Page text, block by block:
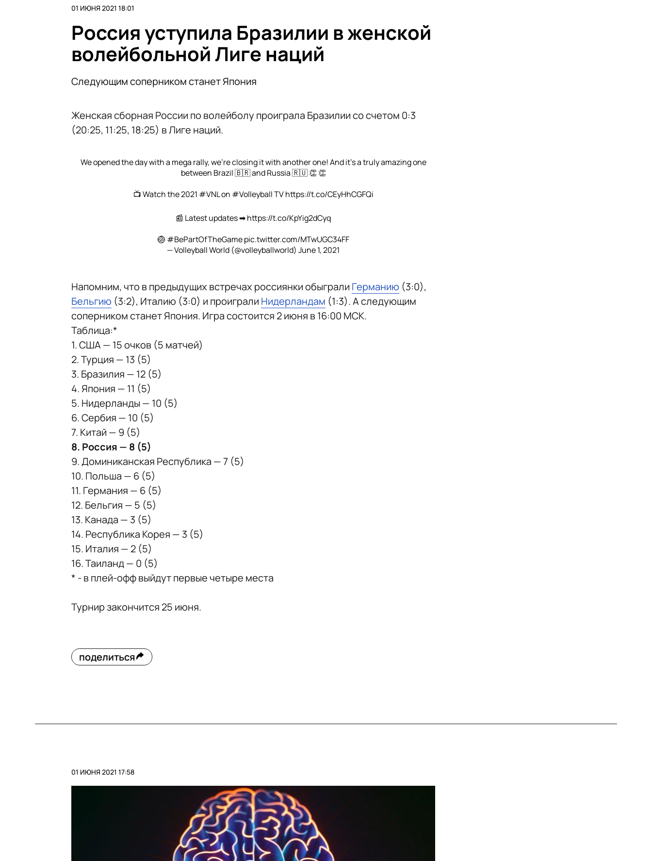
01 ИЮНЯ 2021 18:01
Россия уступила Бразилии в женской
волейбольной Лиге наций
Следующим соперником станет Япония
Женская сборная России по волейболу проиграла Бразилии со счетом 0:3
(20:25, 11:25, 18:25) в Лиге наций.
We opened the day with a mega rally, we’re closing it with another one! And it's a truly amazing one
between Brazil 🇧🇷 and Russia 🇷🇺 👏 👏
📺 Watch the 2021 #VNLon #VolleyballTVhttps://t.co/CEyHhCGFQi
📰 Latest updates ➡https://t.co/KpYig2dCyq
🏐 #BePartOfTheGame pic.twitter.com/MTwUGC34FF
— Volleyball World (@volleyballworld) June 1, 2021
Напомним, что в предыдущих встречах россиянки обыграли Германию (3:0),
Бельгию (3:2), Италию (3:0) и проиграли Нидерландам (1:3). А следующим
соперником станет Япония. Игра состоится 2 июня в 16:00 МСК.
Таблица:*
1. США — 15 очков (5 матчей)
2. Турция — 13 (5)
3. Бразилия — 12 (5)
4. Япония — 11 (5)
5. Нидерланды — 10 (5)
6. Сербия — 10 (5)
7. Китай — 9 (5)
8. Россия — 8 (5)
9. Доминиканская Республика — 7 (5)
10. Польша — 6 (5)
11. Германия — 6 (5)
12. Бельгия — 5 (5)
13. Канада — 3 (5)
14. Республика Корея — 3 (5)
15. Италия — 2 (5)
16. Таиланд — 0 (5)
* - в плей-офф выйдут первые четыре места
Турнир закончится 25 июня.
поделиться
01 ИЮНЯ 2021 17:58